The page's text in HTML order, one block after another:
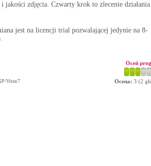
zdjęcia. Czwarty krok to zlecenie
jest na licencji trial pozwalającej jedynie na 8-
Vista/7
Oceń
Ocena: 3 (2